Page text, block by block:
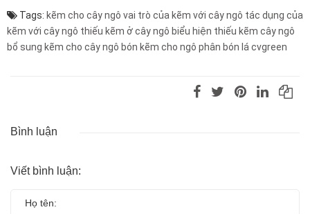
Tags: kẽm cho cây ngô vai trò của kẽm với cây ngô tác dụng của
kẽm với cây ngô thiếu kẽm ở cây ngô biểu hiện thiếu kẽm cây ngô
bổ sung kẽm cho cây ngô bón kẽm cho ngô phân bón lá cvgreen
Bình luận
Viết bình luận: